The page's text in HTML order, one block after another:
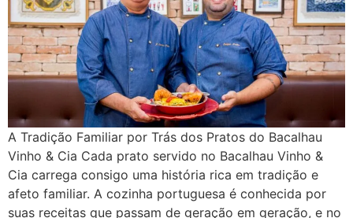
A Tradição Familiar por Trás dos Pratos do Bacalhau
Vinho & Cia Cada prato servido no Bacalhau Vinho &
Cia carrega consigo uma história rica em tradição e
afeto familiar. A cozinha portuguesa é conhecida por
suas receitas que passam de geração em geração, e no